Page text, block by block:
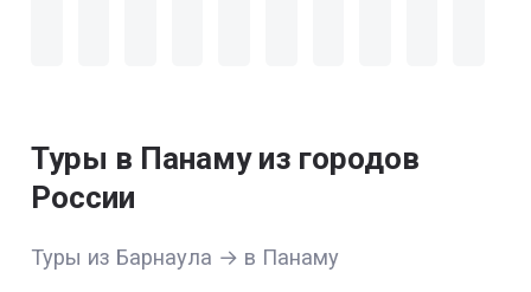
Туры в Панаму из городов
России
Туры из Барнаула → в Панаму